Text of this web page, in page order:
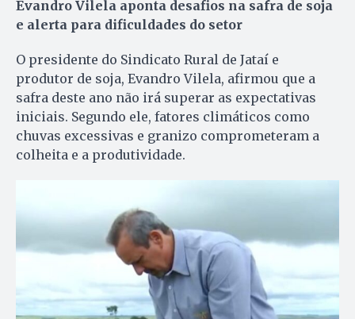
Evandro Vilela aponta desafios na safra de soja
e alerta para dificuldades do setor
O presidente do Sindicato Rural de Jataí e
produtor de soja, Evandro Vilela, afirmou que a
safra deste ano não irá superar as expectativas
iniciais. Segundo ele, fatores climáticos como
chuvas excessivas e granizo comprometeram a
colheita e a produtividade.